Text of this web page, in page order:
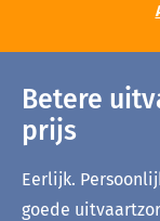
Betere
prijs
Eerlijk.
goede